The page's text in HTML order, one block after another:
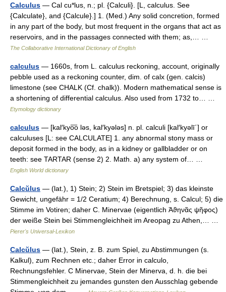
Calculus — Cal cu*lus, n.; pl. {Calculi}. [L, calculus. See
{Calculate}, and {Calcule}.] 1. (Med.) Any solid concretion, formed
in any part of the body, but most frequent in the organs that act as
reservoirs, and in the passages connected with them; as,… …
The Collaborative International Dictionary of English
calculus — 1660s, from L. calculus reckoning, account, originally
pebble used as a reckoning counter, dim. of calx (gen. calcis)
limestone (see CHALK (Cf. chalk)). Modern mathematical sense is
a shortening of differential calculus. Also used from 1732 to… …
Etymology dictionary
calculus — [kal′kyo͞o ləs, kal′kyələs] n. pl. calculi [kal′kyəlī΄] or
calculuses [L: see CALCULATE] 1. any abnormal stony mass or
deposit formed in the body, as in a kidney or gallbladder or on
teeth: see TARTAR (sense 2) 2. Math. a) any system of… …
English World dictionary
Calcŭlus — (lat.), 1) Stein; 2) Stein im Bretspiel; 3) das kleinste
Gewicht, ungefähr = 1/2 Ceratium; 4) Berechnung, s. Calcul; 5) die
Stimme im Votiren; daher C. Minervae (eigentlich Ἀϑηνᾶς ψῆφος)
der weiße Stein bei Stimmengleichheit im Areopag zu Athen,… …
Pierer's Universal-Lexikon
Calcŭlus — (lat.), Stein, z. B. zum Spiel, zu Abstimmungen (s.
Kalkul), zum Rechnen etc.; daher Error in calculo,
Rechnungsfehler. C Minervae, Stein der Minerva, d. h. die bei
Stimmengleichheit zu jemandes gunsten den Ausschlag gebende